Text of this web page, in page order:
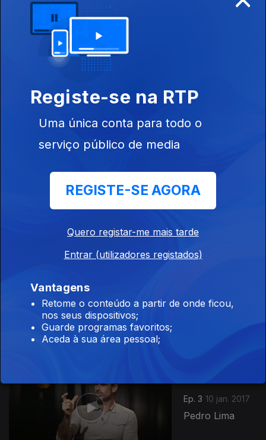
Custodia
Ep. 5
Ricardo Pereira
Afonso
Ep. 3 10 jan. 2017
Pedro Lima
Registe-se na RTP
Uma única conta para todo o
serviço público de media
REGISTE-SE AGORA
Quero registar-me mais tarde
Entrar (utilizadores registados)
Vantagens
Retome o conteúdo a partir de onde ficou,
nos seus dispositivos;
Guarde programas favoritos;
Aceda à sua área pessoal;